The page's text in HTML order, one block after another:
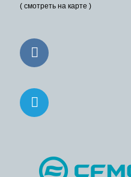
( смотреть на карте )